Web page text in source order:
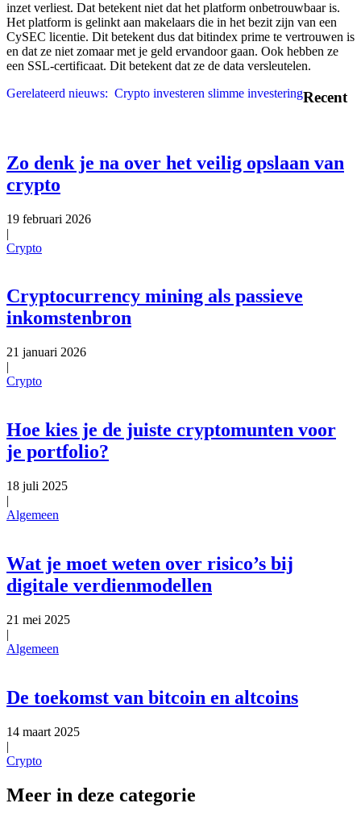
inzet verliest. Dat betekent niet dat het platform onbetrouwbaar is.
Het platform is gelinkt aan makelaars die in het bezit zijn van een
CySEC licentie. Dit betekent dus dat bitindex prime te vertrouwen is
en dat ze niet zomaar met je geld ervandoor gaan. Ook hebben ze
een SSL-certificaat. Dit betekent dat ze de data versleutelen.
Gerelateerd nieuws: Crypto investeren slimme investeringRecent
Zo denk je na over het veilig opslaan van
crypto
19 februari 2026
|
Crypto
Cryptocurrency mining als passieve
inkomstenbron
21 januari 2026
|
Crypto
Hoe kies je de juiste cryptomunten voor
je portfolio?
18 juli 2025
|
Algemeen
Wat je moet weten over risico’s bij
digitale verdienmodellen
21 mei 2025
|
Algemeen
De toekomst van bitcoin en altcoins
14 maart 2025
|
Crypto
Meer in deze categorie